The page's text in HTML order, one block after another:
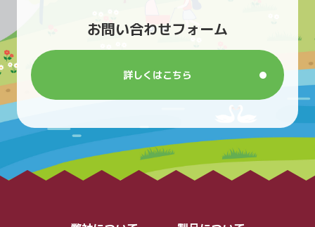
お問い合わせフォーム
詳しくはこちら